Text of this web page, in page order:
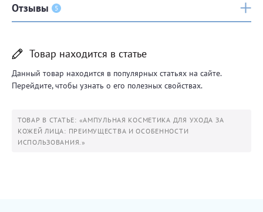
Отзывы 5
Товар находится в статье
Данный товар находится в популярных статьях на сайте.
Перейдите, чтобы узнать о его полезных свойствах.
ТОВАР В СТАТЬЕ: «АМПУЛЬНАЯ КОСМЕТИКА ДЛЯ УХОДА ЗА
КОЖЕЙ ЛИЦА: ПРЕИМУЩЕСТВА И ОСОБЕННОСТИ
ИСПОЛЬЗОВАНИЯ.»